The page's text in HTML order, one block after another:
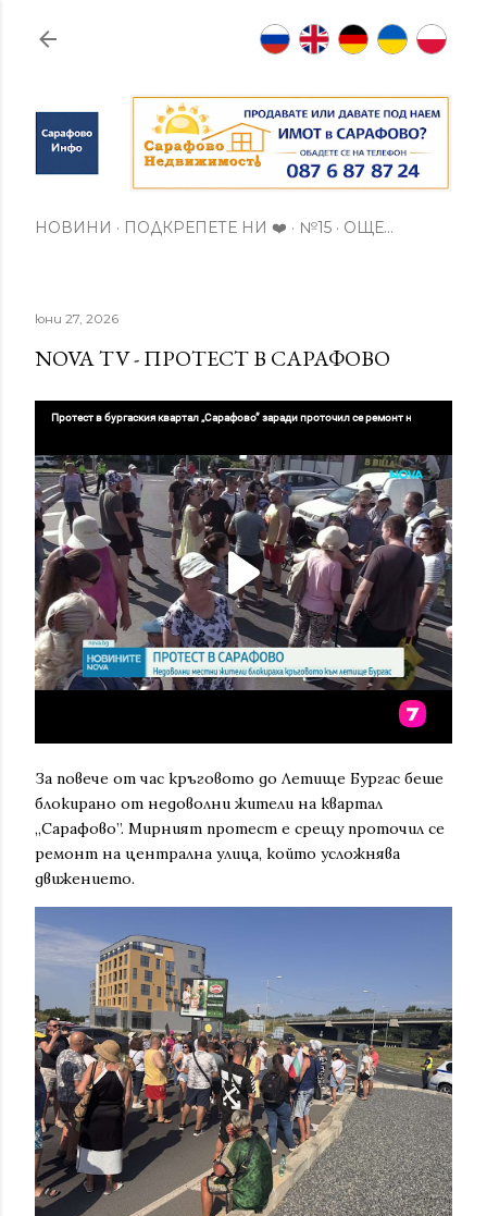
Пропускане към основното съдържание
НОВИНИ ПОДКРЕПЕТЕ НИ ❤️ №15 ОЩЕ…
юни 27, 2026
NOVA TV - ПРОТЕСТ В САРАФОВО
За повече от час кръговото до Летище Бургас беше
блокирано от недоволни жители на квартал
„Сарафово”. Мирният протест е срещу проточил се
ремонт на централна улица, който усложнява
движението.